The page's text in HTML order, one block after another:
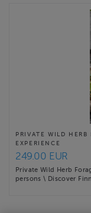
PRIVATE WILD
EXPERIENCE
249.00 EUR
Private Wild Herb
persons \ Discover